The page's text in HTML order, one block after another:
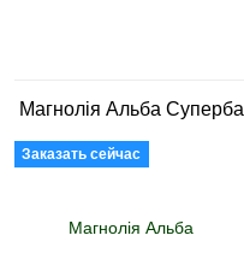
Магнолія Альба Суперба
Заказать сейчас